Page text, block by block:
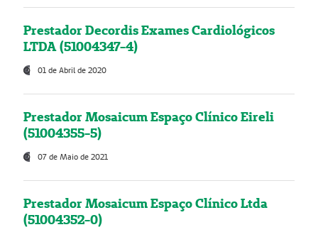
Prestador Decordis Exames Cardiológicos
LTDA (51004347-4)
01 de Abril de 2020
Prestador Mosaicum Espaço Clínico Eireli
(51004355-5)
07 de Maio de 2021
Prestador Mosaicum Espaço Clínico Ltda
(51004352-0)